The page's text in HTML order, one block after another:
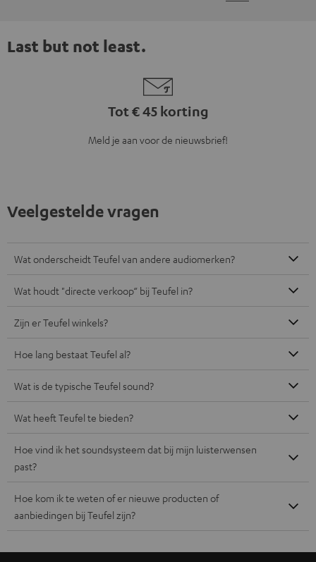
Last but not least.
Tot € 45 korting
Meld je aan voor de nieuwsbrief!
Veelgestelde vragen
Wat onderscheidt Teufel van andere audiomerken?
Wat houdt "directe verkoop“ bij Teufel in?
Zijn er Teufel winkels?
Hoe lang bestaat Teufel al?
Wat is de typische Teufel sound?
Wat heeft Teufel te bieden?
Hoe vind ik het soundsysteem dat bij mijn luisterwensen
past?
Hoe kom ik te weten of er nieuwe producten of
aanbiedingen bij Teufel zijn?